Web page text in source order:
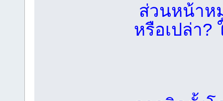
ส่วนหน้าห
หรือเปล่า?